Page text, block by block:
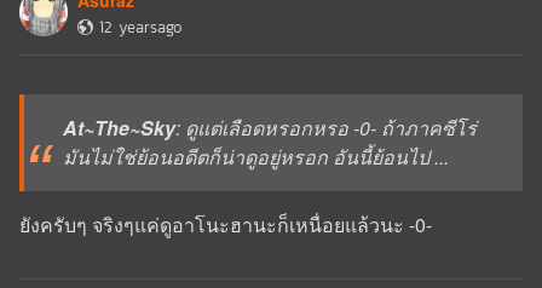
12 yearsago
At~The~Sky: ดูแต่เลือดหรอกหรอ -0- ถ้าภาคซีโร่
มันไม่ใช่ย้อนอดีตก็น่าดูอยู่หรอก อันนี้ย้อนไป ...
ยังครับๆ จริงๆแค่ดูอาโนะฮานะก็เหนื่อยแล้วนะ -0-